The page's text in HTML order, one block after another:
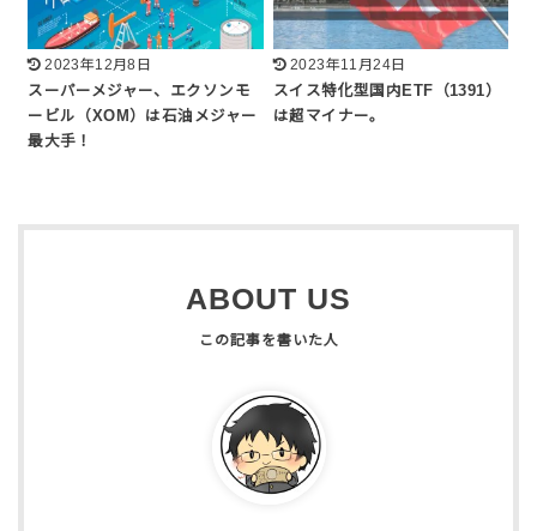
2023年12月8日
スーパーメジャー、エクソンモ
ービル（XOM）は石油メジャー
最大手！
2023年11月24日
スイス特化型国内ETF（1391）
は超マイナー。
ABOUT US